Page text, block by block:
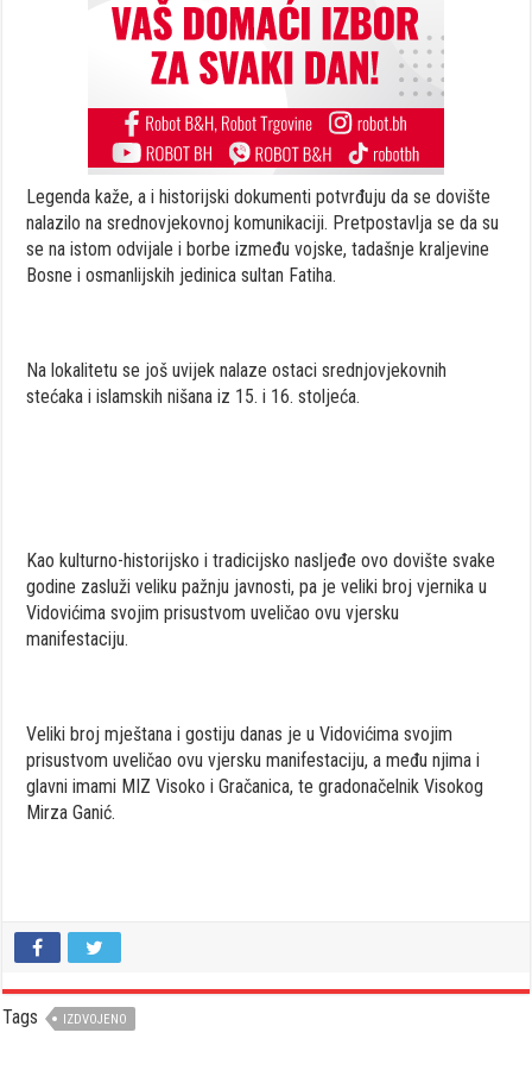
Legenda kaže, a i historijski dokumenti potvrđuju da se dovište
nalazilo na srednovjekovnoj komunikaciji. Pretpostavlja se da su
se na istom odvijale i borbe između vojske, tadašnje kraljevine
Bosne i osmanlijskih jedinica sultan Fatiha.
Na lokalitetu se još uvijek nalaze ostaci srednjovjekovnih
stećaka i islamskih nišana iz 15. i 16. stoljeća.
Kao kulturno-historijsko i tradicijsko nasljeđe ovo dovište svake
godine zasluži veliku pažnju javnosti, pa je veliki broj vjernika u
Vidovićima svojim prisustvom uveličao ovu vjersku
manifestaciju.
Veliki broj mještana i gostiju danas je u Vidovićima svojim
prisustvom uveličao ovu vjersku manifestaciju, a među njima i
glavni imami MIZ Visoko i Gračanica, te gradonačelnik Visokog
Mirza Ganić.
Tags IZDVOJENO